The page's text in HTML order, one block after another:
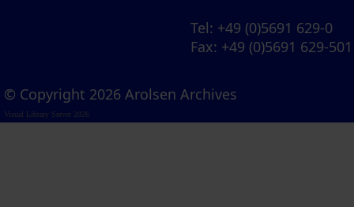
Tel: +49 (0)5691 629-0
Fax: +49 (0)5691 629-501
© Copyright 2026 Arolsen Archives
Visual Library Server 2026